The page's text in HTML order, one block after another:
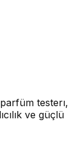
testerı,
ve güçlü